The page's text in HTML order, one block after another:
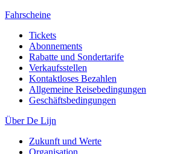
Fahrscheine
Tickets
Abonnements
Rabatte und Sondertarife
Verkaufsstellen
Kontaktloses Bezahlen
Allgemeine Reisebedingungen
Geschäftsbedingungen
Über De Lijn
Zukunft und Werte
Organisation